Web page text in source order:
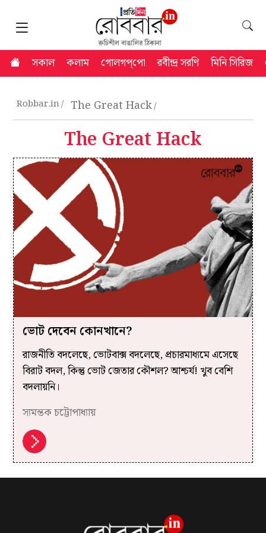
সকাল কলাম গোলগপ্‌পো রবীন্দ্র সরণি মিনি সিরিজ
Robbar.in The Great Hack
The Great Hack
ভোট দেবেন কোনখানে?
রাজনীতি বদলেছে, ভোটবাক্স বদলেছে, প্রচারমাধ্যমে এসেছে
বিরাট বদল, কিন্তু ভোট জেতার কৌশল? আশ্চর্য! খুব বেশি
বদলায়নি।
স্যমন্তক চট্টোপাধ্যায়